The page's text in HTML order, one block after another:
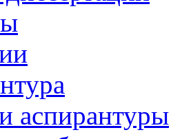
аспирантуры